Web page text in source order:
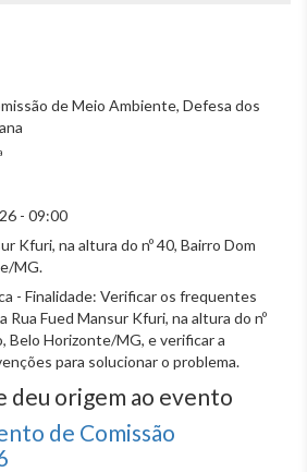
de Meio Ambiente, Defesa dos
- 09:00
Kfuri, na altura do nº 40, Bairro Dom
MG.
- Finalidade: Verificar os frequentes
Rua Fued Mansur Kfuri, na altura do nº
Belo Horizonte/MG, e verificar a
para solucionar o problema.
deu origem ao evento
de Comissão